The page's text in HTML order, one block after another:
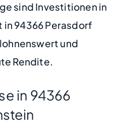
sind Investitionen in
in 94366 Perasdorf
und
Rendite.
in 94366